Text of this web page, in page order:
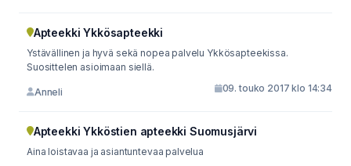
Apteekki Ykkösapteekki
Ystävällinen ja hyvä sekä nopea palvelu Ykkösapteekissa.
Suosittelen asioimaan siellä.
Anneli 09. touko 2017 klo 14:34
Apteekki Ykköstien apteekki Suomusjärvi
Aina loistavaa ja asiantuntevaa palvelua